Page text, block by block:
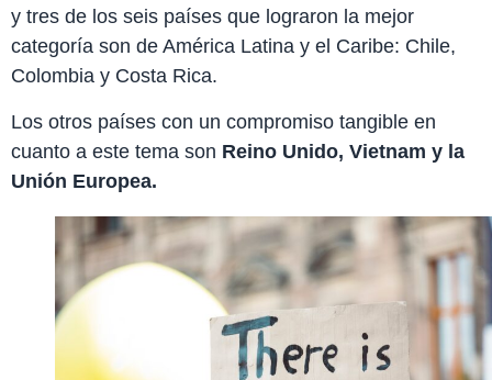
y tres de los seis países que lograron la mejor
categoría son de América Latina y el Caribe: Chile,
Colombia y Costa Rica.
Los otros países con un compromiso tangible en
cuanto a este tema son Reino Unido, Vietnam y la
Unión Europea.